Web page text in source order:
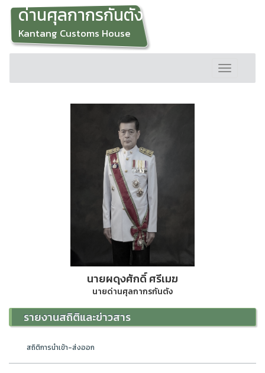
ด่านศุลกากรกันตัง
Kantang Customs House
Toggle
navigation
นายผดุงศักดิ์ ศรีเมฆ
นายด่านศุลกากรกันตัง
รายงานสถิติและข่าวสาร
สถิติการนำเข้า-ส่งออก